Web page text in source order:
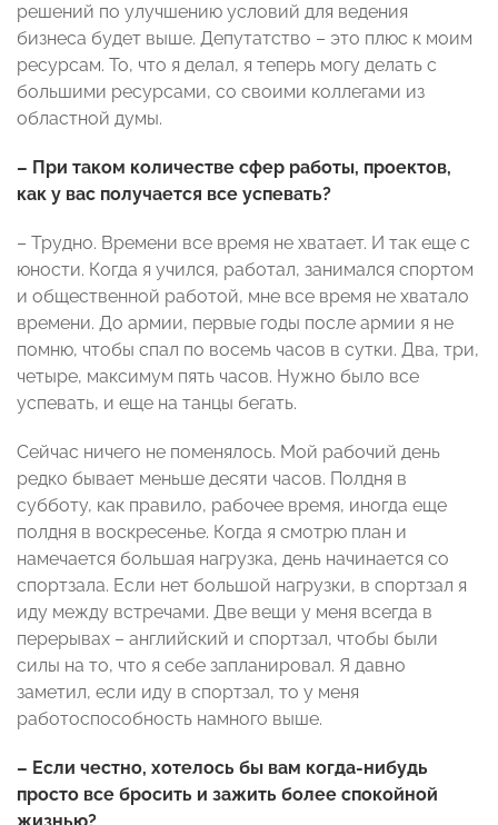
решений по улучшению условий для ведения
бизнеса будет выше. Депутатство – это плюс к моим
ресурсам. То, что я делал, я теперь могу делать с
большими ресурсами, со своими коллегами из
областной думы.
– При таком количестве сфер работы, проектов,
как у вас получается все успевать?
– Трудно. Времени все время не хватает. И так еще с
юности. Когда я учился, работал, занимался спортом
и общественной работой, мне все время не хватало
времени. До армии, первые годы после армии я не
помню, чтобы спал по восемь часов в сутки. Два, три,
четыре, максимум пять часов. Нужно было все
успевать, и еще на танцы бегать.
Сейчас ничего не поменялось. Мой рабочий день
редко бывает меньше десяти часов. Полдня в
субботу, как правило, рабочее время, иногда еще
полдня в воскресенье. Когда я смотрю план и
намечается большая нагрузка, день начинается со
спортзала. Если нет большой нагрузки, в спортзал я
иду между встречами. Две вещи у меня всегда в
перерывах – английский и спортзал, чтобы были
силы на то, что я себе запланировал. Я давно
заметил, если иду в спортзал, то у меня
работоспособность намного выше.
– Если честно, хотелось бы вам когда-нибудь
просто все бросить и зажить более спокойной